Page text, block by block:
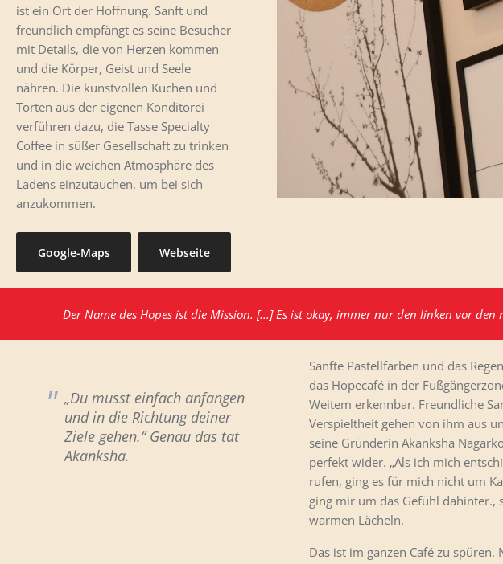
ist ein Ort der Hoffnung. Sanft und
freundlich empfängt es seine Besucher
mit Details, die von Herzen kommen
und die Körper, Geist und Seele
nähren. Die kunstvollen Kuchen und
Torten aus der eigenen Konditorei
verführen dazu, die Tasse Specialty
Coffee in süßer Gesellschaft zu trinken
und in die weichen Atmosphäre des
Ladens einzutauchen, um bei sich
anzukommen.
Google-Maps Webseite
Der Name des Hopes ist die Mission. [...] Es ist okay, immer nur den linken vor
„Du musst einfach anfangen
und in die Richtung deiner
Ziele gehen.“ Genau das tat
Akanksha.
Sanfte Pastellfarben und das
das Hopecafé in der
Weitem erkennbar. Freundliche
Verspieltheit gehen von ihm aus
seine Gründerin Akanksha
perfekt wider. „Als ich mich
rufen, ging es für mich nicht um
ging mir um das Gefühl dahinter.,
warmen Lächeln.
Das ist im ganzen Café zu spüren.